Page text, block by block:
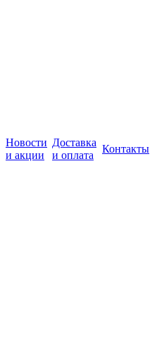
Новости
и акции
Доставка
и оплата
Контакты